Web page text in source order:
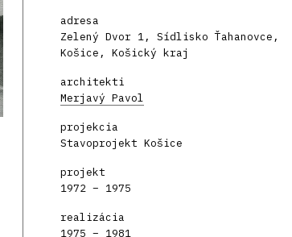
adresa
Zelený Dvor 1, Sídlisko Ťahanovce,
Košice, Košický kraj
architekti
Merjavý Pavol
projekcia
Stavoprojekt Košice
projekt
1972 – 1975
realizácia
1975 – 1981